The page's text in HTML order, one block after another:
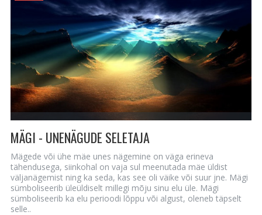
MÄGI - UNENÄGUDE SELETAJA
Mägede või ühe mäe unes nägemine on väga erineva
tähendusega, siinkohal on vaja sul meenutada mäe üldist
väljanägemist ning ka seda, kas see oli väike või suur jne. Mägi
sümboliseerib üleüldiselt millegi mõju sinu elu üle. Mägi
sümboliseerib ka elu perioodi lõppu või algust, oleneb täpselt
selle..